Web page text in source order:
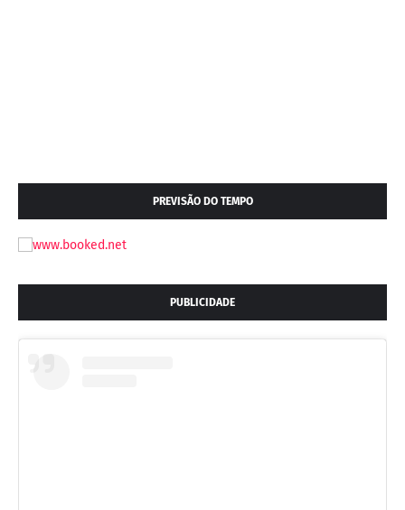
PREVISÃO DO TEMPO
PUBLICIDADE